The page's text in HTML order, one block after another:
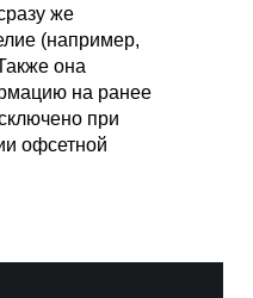
же
(например,
она
на ранее
при
офсетной